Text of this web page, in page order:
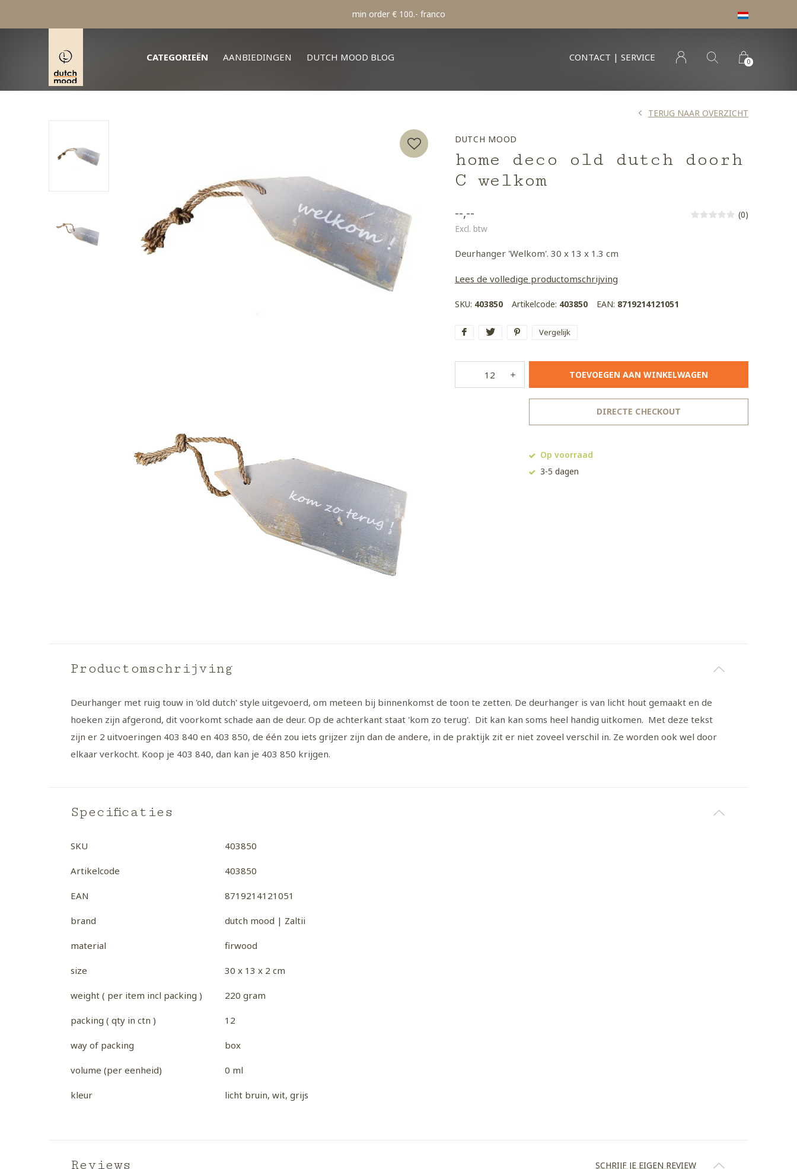
CATEGORIEËN AANBIEDINGEN DUTCH MOOD BLOG CONTACT | SERVICE 0
min order € 100.- franco
DUTCH MOOD
home deco old dutch doorh
C welkom
TERUG NAAR OVERZICHT
--,--
Excl. btw
(0)
Deurhanger 'Welkom'. 30 x 13 x 1.3 cm
Lees de volledige productomschrijving
SKU: 403850 Artikelcode: 403850 EAN: 8719214121051
Vergelijk
TOEVOEGEN AAN WINKELWAGEN
DIRECTE CHECKOUT
Op voorraad
3-5 dagen
Productomschrijving
Deurhanger met ruig touw in 'old dutch' style uitgevoerd, om meteen bij binnenkomst de toon te zetten. De deurhanger is van licht hout gemaakt en de
hoeken zijn afgerond, dit voorkomt schade aan de deur. Op de achterkant staat 'kom zo terug'. Dit kan kan soms heel handig uitkomen. Met deze tekst
zijn er 2 uitvoeringen 403 840 en 403 850, de één zou iets grijzer zijn dan de andere, in de praktijk zit er niet zoveel verschil in. Ze worden ook wel door
elkaar verkocht. Koop je 403 840, dan kan je 403 850 krijgen.
Specificaties
SKU 403850
Artikelcode 403850
EAN 8719214121051
brand dutch mood | Zaltii
material firwood
size 30 x 13 x 2 cm
weight ( per item incl packing ) 220 gram
packing ( qty in ctn ) 12
way of packing box
volume (per eenheid) 0 ml
kleur licht bruin, wit, grijs
Reviews SCHRIJF JE EIGEN REVIEW